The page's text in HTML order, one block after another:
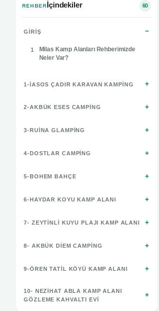
REHBERİçindekiler 60
GIRIŞ
1
Milas Kamp Alanları Rehberimizde
Neler Var?
1-İASOS ÇADIR KARAVAN KAMPING
2-AKBÜK ESES CAMPING
3-RUINA GLAMPING
4-DOSTLAR CAMPING
5-BOHEM BAHÇE
6-HAYDAR KOYU KAMP ALANI
7- ZEYTINLI KUYU PLAJI KAMP ALANI
8- AKBÜK DIEM CAMPING
9-ÖREN TATIL KÖYÜ KAMP ALANI
10- NEZIHAT ABLA KAMP ALANI
GÖZLEME KAHVALTI EVI